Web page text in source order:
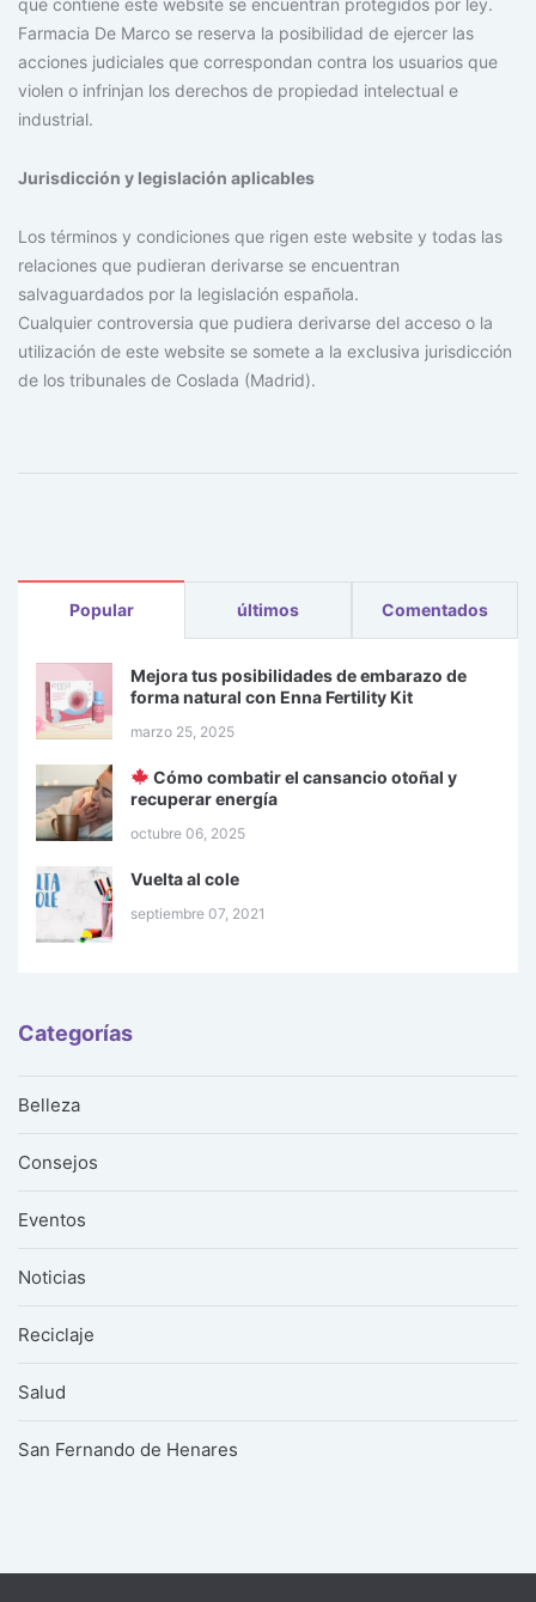
que contiene este website se encuentran protegidos por ley.
Farmacia De Marco se reserva la posibilidad de ejercer las
acciones judiciales que correspondan contra los usuarios que
violen o infrinjan los derechos de propiedad intelectual e
industrial.
Jurisdicción y legislación aplicables
Los términos y condiciones que rigen este website y todas las
relaciones que pudieran derivarse se encuentran
salvaguardados por la legislación española.
Cualquier controversia que pudiera derivarse del acceso o la
utilización de este website se somete a la exclusiva jurisdicción
de los tribunales de Coslada (Madrid).
Popular últimos Comentados
Mejora tus posibilidades de embarazo de
forma natural con Enna Fertility Kit
marzo 25, 2025
Cómo combatir el cansancio otoñal y
recuperar energía
octubre 06, 2025
Vuelta al cole
septiembre 07, 2021
Categorías
Belleza
Consejos
Eventos
Noticias
Reciclaje
Salud
San Fernando de Henares